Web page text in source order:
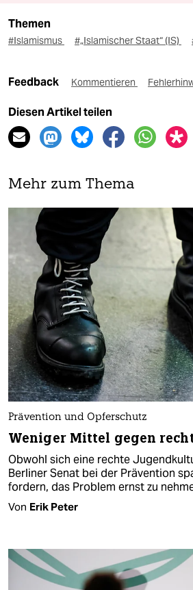
Themen
#Islamismus #„Islamischer Staat“ (IS)
Feedback Kommentieren
Diesen Artikel teilen
Mehr zum Thema
Prävention und Opferschutz
Weniger Mittel gegen
Obwohl sich eine rechte
Berliner Senat bei der Prävention
fordern, das Problem ernst zu
Von Erik Peter